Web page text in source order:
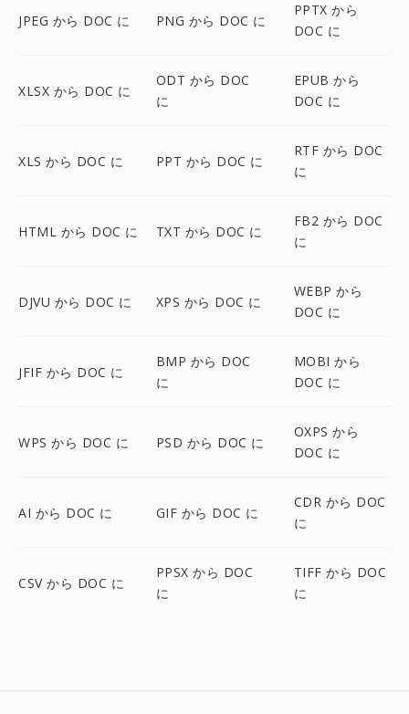
JPEG から DOC に PNG から DOC に
PPTX から
DOC に
XLSX から DOC に
ODT から DOC
に
EPUB から
DOC に
XLS から DOC に PPT から DOC に
RTF から DOC
に
HTML から DOC に TXT から DOC に
FB2 から DOC
に
DJVU から DOC に XPS から DOC に
WEBP から
DOC に
JFIF から DOC に
BMP から DOC
に
MOBI から
DOC に
WPS から DOC に PSD から DOC に
OXPS から
DOC に
AI から DOC に GIF から DOC に
CDR から DOC
に
CSV から DOC に
PPSX から DOC
に
TIFF から DOC
に